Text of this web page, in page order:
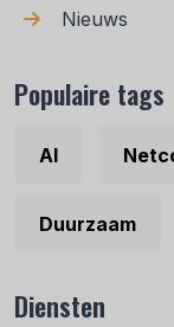
Nieuws
Populaire tags
AI
Duurzaam
Diensten